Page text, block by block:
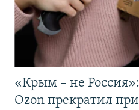
«Крым – не
Ozon прекратил